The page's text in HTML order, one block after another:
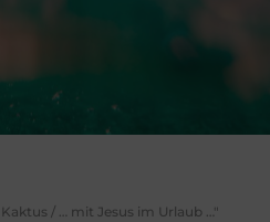
/ … mit Jesus im Urlaub …"